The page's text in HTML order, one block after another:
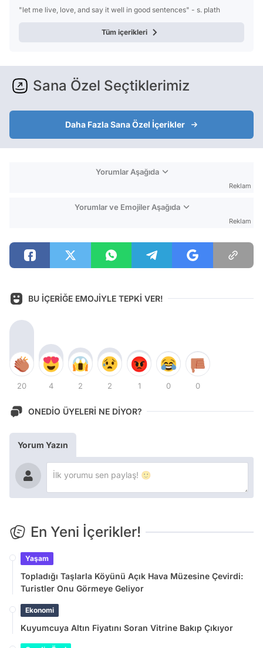
"let me live, love, and say it well in good sentences" - s. plath
Tüm içerikleri
Sana Özel Seçtiklerimiz
Daha Fazla Sana Özel İçerikler
Yorumlar Aşağıda
Reklam
Yorumlar ve Emojiler Aşağıda
Reklam
BU İÇERİĞE EMOJİYLE TEPKİ VER!
20 4 2 2 1 0 0
ONEDİO ÜYELERİ NE DİYOR?
Yorum Yazın
En Yeni İçerikler!
Yaşam
Topladığı Taşlarla Köyünü Açık Hava Müzesine Çevirdi:
Turistler Onu Görmeye Geliyor
Ekonomi
Kuyumcuya Altın Fiyatını Soran Vitrine Bakıp Çıkıyor